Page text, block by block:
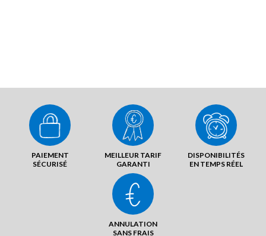
PAIEMENT
SÉCURISÉ
MEILLEUR TARIF
GARANTI
DISPONIBILITÉS
EN TEMPS RÉEL
ANNULATION
SANS FRAIS